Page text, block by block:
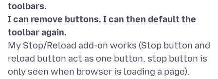
toolbars.
I can remove buttons. I can then default the
toolbar again.
My Stop/Reload add-on works (Stop button and
reload button act as one button, stop button is
only seen when browser is loading a page).